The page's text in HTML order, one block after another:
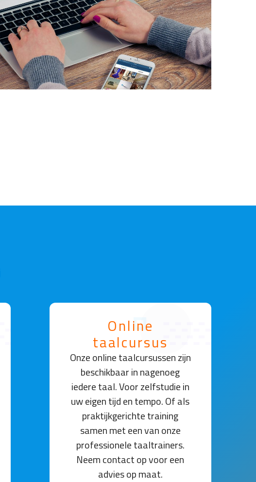
Online
taalcursus
Onze online taalcursussen zijn
beschikbaar in nagenoeg
iedere taal. Voor zelfstudie in
uw eigen tijd en tempo. Of als
praktijkgerichte training
samen met een van onze
professionele taaltrainers.
Neem contact op voor een
advies op maat.